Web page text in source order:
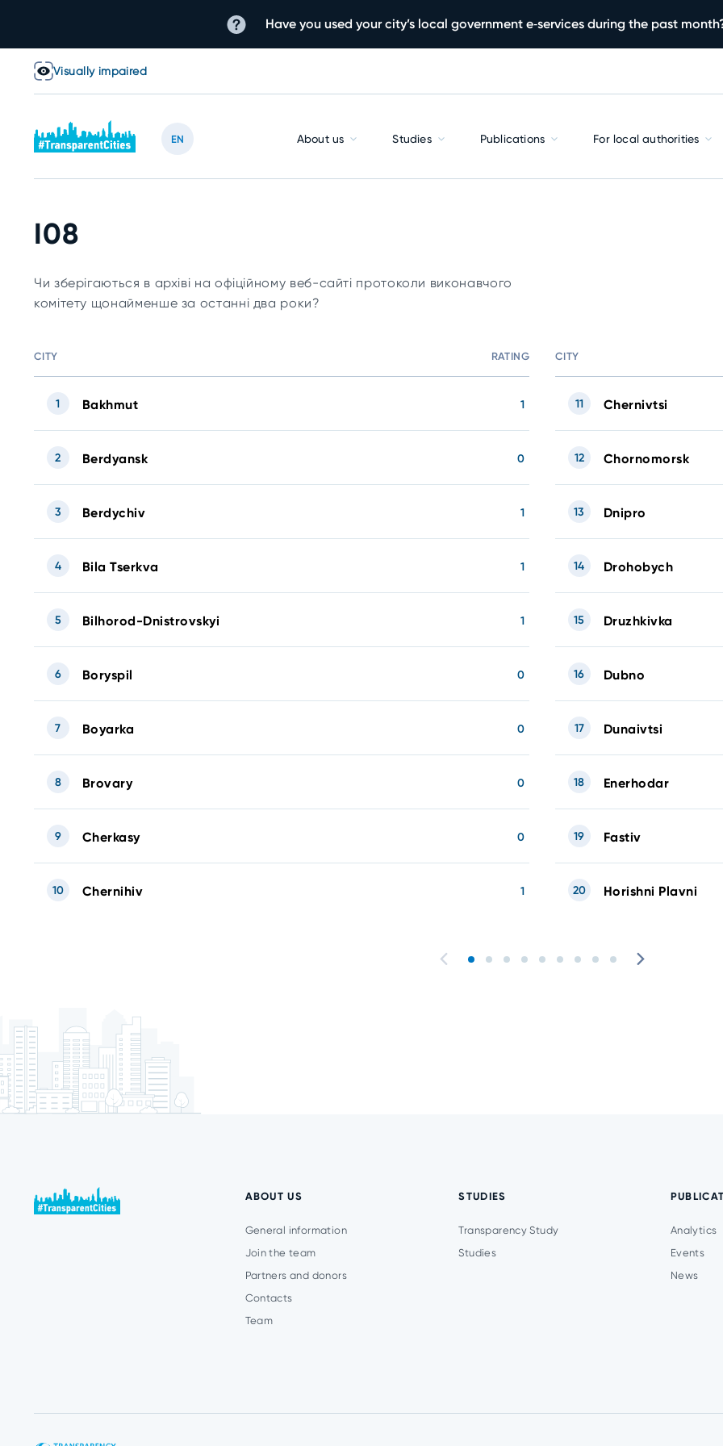
Have you used your city’s local government e‑services during the past
Visually impaired
EN About us Studies Publications For local authorities
I08
Чи зберігаються в архіві на офіційному веб-сайті протоколи виконавчого
комітету щонайменше за останні два роки?
CITY RATING
Bakhmut 1
1
Berdyansk 0
2
Berdychiv 1
3
Bila Tserkva 1
4
Bilhorod-Dnistrovskyi 1
5
Boryspil 0
6
Boyarka 0
7
Brovary 0
8
Cherkasy 0
9
Chernihiv 1
10
CITY
Chernivtsi
11
Chornomorsk
12
Dnipro
13
Drohobych
14
Druzhkivka
15
Dubno
16
Dunaivtsi
17
Enerhodar
18
Fastiv
19
Horishni Plavni
20
ABOUT US
General information
Join the team
Partners and donors
Contacts
Team
STUDIES
Transparency Study
Studies
Analytics
Events
News